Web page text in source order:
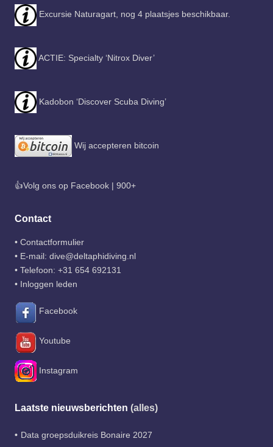
Excursie Naturagart, nog 4 plaatsjes beschikbaar.
ACTIE: Specialty ‘Nitrox Diver’
Kadobon ‘Discover Scuba Diving’
Wij accepteren bitcoin
👍Volg ons op Facebook | 900+
Contact
• Contactformulier
• E-mail: dive@deltaphidiving.nl
• Telefoon: +31 654 692131
• Inloggen leden
Facebook
Youtube
Instagram
Laatste nieuwsberichten (alles)
Data groepsduikreis Bonaire 2027